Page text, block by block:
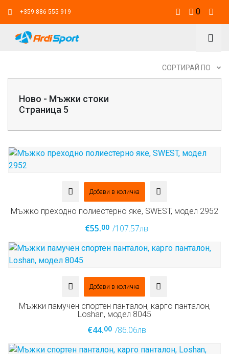
+359 886 555 919 0
Ново - Мъжки стоки
Страница 5
СОРТИРАЙ ПО
Добави в количка
Мъжко преходно полиестерно яке, SWEST, модел 2952
€55.00 /107.57лв
Добави в количка
Мъжки памучен спортен панталон, карго панталон,
Loshan, модел 8045
€44.00 /86.06лв